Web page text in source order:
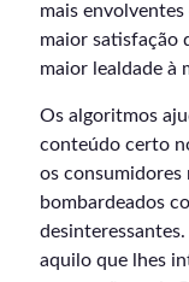
mais envolventes
maior satisfação
maior lealdade à
Os algoritmos
conteúdo certo
os consumidores
bombardeados
aquilo que lhes